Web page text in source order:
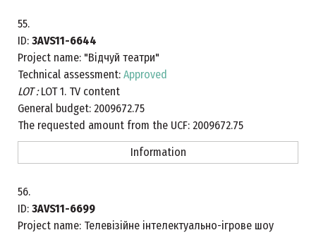
55.
ID: 3AVS11-6644
Project name: "Відчуй театри"
Technical assessment: Approved
LOT :LOT 1. TV content
General budget: 2009672.75
The requested amount from the UCF: 2009672.75
Information
56.
ID: 3AVS11-6699
Project name: Телевізійне інтелектуально-ігрове шоу